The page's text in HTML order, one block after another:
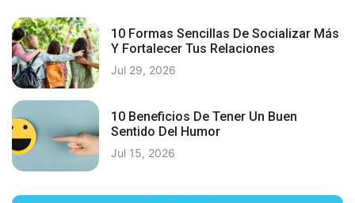
10 Formas Sencillas De Socializar Más
Y Fortalecer Tus Relaciones
Jul 29, 2026
10 Beneficios De Tener Un Buen
Sentido Del Humor
Jul 15, 2026